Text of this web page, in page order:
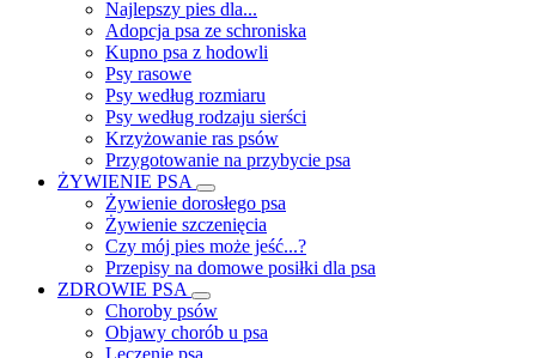
Najlepszy pies dla...
Adopcja psa ze schroniska
Kupno psa z hodowli
Psy rasowe
Psy według rozmiaru
Psy według rodzaju sierści
Krzyżowanie ras psów
Przygotowanie na przybycie psa
ŻYWIENIE PSA
Żywienie dorosłego psa
Żywienie szczenięcia
Czy mój pies może jeść...?
Przepisy na domowe posiłki dla psa
ZDROWIE PSA
Choroby psów
Objawy chorób u psa
Leczenie psa